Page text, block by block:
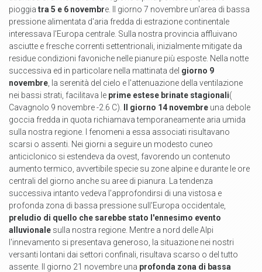
pioggia tra 5 e 6 novembre. Il giorno 7 novembre un'area di bassa
pressione alimentata d'aria fredda di estrazione continentale
interessava l'Europa centrale. Sulla nostra provincia affluivano
asciutte e fresche correnti settentrionali, inizialmente mitigate da
residue condizioni favoniche nelle pianure più esposte. Nella notte
successiva ed in particolare nella mattinata del giorno 9
novembre , la serenità del cielo e l'attenuazione della ventilazione
nei bassi strati, facilitava le prime estese brinate stagionali(
Cavagnolo 9 novembre -2.6 C). Il giorno 14 novembre una debole
goccia fredda in quota richiamava temporaneamente aria umida
sulla nostra regione. I fenomeni a essa associati risultavano
scarsi o assenti. Nei giorni a seguire un modesto cuneo
anticiclonico si estendeva da ovest, favorendo un contenuto
aumento termico, avvertibile specie su zone alpine e durante le ore
centrali del giorno anche su aree di pianura. La tendenza
successiva intanto vedeva l'approfondirsi di una vistosa e
profonda zona di bassa pressione sull'Europa occidentale,
preludio di quello che sarebbe stato l'ennesimo evento
alluvionale sulla nostra regione. Mentre a nord delle Alpi
l'innevamento si presentava generoso, la situazione nei nostri
versanti lontani dai settori confinali, risultava scarso o del tutto
assente. Il giorno 21 novembre una profonda zona di bassa